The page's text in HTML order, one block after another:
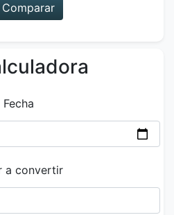
Comparar
Fecha
a convertir